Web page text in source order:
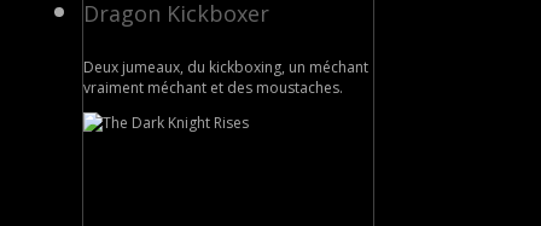
Dragon Kickboxer
Deux jumeaux, du kickboxing, un méchant
vraiment méchant et des moustaches.